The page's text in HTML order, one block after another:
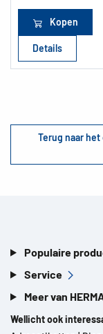
Kopen
Details
Terug naar
Populaire
Service
Meer van
Wellicht ook